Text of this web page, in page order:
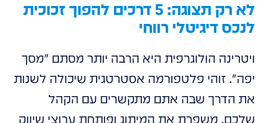
לא רק תצוגה: 5 דרכים להפוך זכוכית
לנכס דיגיטלי רווחי
ויטרינה הולוגרפית היא הרבה יותר מסתם "מסך
יפה". זוהי פלטפורמה אסטרטגית שיכולה לשנות
את הדרך שבה אתם מתקשרים עם הקהל
שלכם, משפרת את המיתוג ופותחת ערוצי שיווק